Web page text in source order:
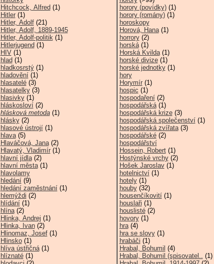
Hitchcock, Alfred (1)
Hitler(1)
Hitler, Adolf(21)
Hitler, Adolf, 1889-1945
Hitler, Adolf-politik(1)
Hitlerjugend (1)
HIV(1)
hlad (1)
hladkosrstý(1)
hladovění(1)
hlasatelé(3)
hlasatelky(3)
hlasivky(1)
hláskosloví(2)
hlásková metoda(1)
hlásky(2)
hlasové ústrojí(1)
hlava(5)
Hlaváčová, Jana(2)
Hlavatý, Vladimír(1)
hlavní jídla(2)
hlavní města(1)
hlavolamy
hledání(9)
hledání zaměstnání(1)
hlemýždi (2)
hlídání(1)
hlína(2)
Hlinka, Andrej (1)
Hlinka, Ivan(2)
Hlinomaz, Josef(1)
Hlinsko(1)
hlíva ústřičná(1)
hlíznaté(1)
horory (povídky)(1)
horory (romány)(1)
horoskopy
Horová, Hana(1)
horrory(2)
horská(1)
Horská Kvilda(1)
horské divize(1)
horské jednotky(1)
hory
Horymír(1)
hospic (1)
hospodaření(2)
hospodářská(1)
hospodářská krize(3)
hospodářská společenství(1)
hospodářská zvířata(3)
hospodářské(2)
hospodářství
Hossein, Robert(1)
Hostýnské vrchy(2)
Hošek Jaroslav(1)
hotelnictví(1)
hotely(1)
houby(32)
housenčíkovití(1)
houslaři (1)
houslisté(2)
hovory(1)
hra(4)
hra se slovy(1)
hrabáči (1)
Hrabal, Bohumil (4)
Hrabal, Bohumil (spisovatel.. (1)